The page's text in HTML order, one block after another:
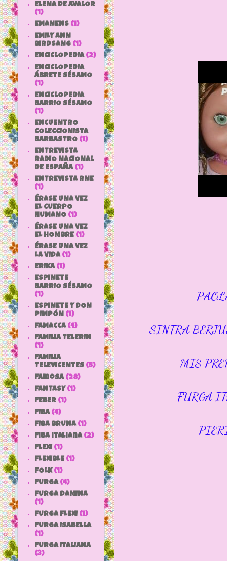
SINTRA
MIS
FURGA
ELENA DE AVALOR
(1)
EMANENS (1)
EMILY ANN
BIRDSANG (1)
ENCICLOPEDIA (2)
ENCICLOPEDIA
ÁBRETE SÉSAMO
(1)
ENCICLOPEDIA
BARRIO SÉSAMO
(1)
ENCUENTRO
COLECCIONISTA
BARBASTRO (1)
ENTREVISTA
RADIO NACIONAL
DE ESPAÑA (1)
ENTREVISTA RNE
(1)
ÉRASE UNA VEZ
EL CUERPO
HUMANO (1)
ÉRASE UNA VEZ
EL HOMBRE (1)
ÉRASE UNA VEZ
LA VIDA (1)
ERIKA (1)
ESPINETE
BARRIO SÉSAMO
(1)
ESPINETE Y DON
PIMPÓN (1)
FAMACCA (4)
FAMILIA TELERIN
(1)
FAMILIA
TELEVICENTES (5)
Famosa (28)
FANTASY (1)
FEBER (1)
FIBA (4)
FIBA BRUNA (1)
fiba italiana (2)
FLEXI (1)
FLEXIBLE (1)
FOLK (1)
FURGA (4)
FURGA DAMINA
(1)
FURGA FLEXI (1)
FURGA ISABELLA
(1)
FURGA ITALIANA
(3)